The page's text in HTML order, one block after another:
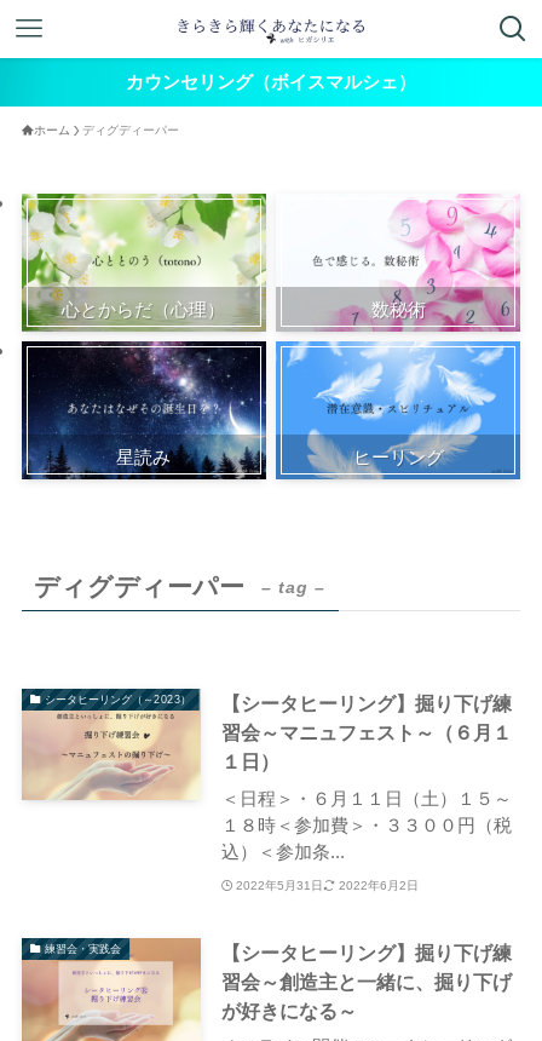
カウンセリング（ボイスマルシェ）
ホーム ディグディーパー
心とからだ（心理） 数秘術
星読み ヒーリング
ディグディーパー – tag –
シータヒーリング（～2023）
【シータヒーリング】掘り下げ練
習会～マニュフェスト～（６月１
１日）
＜日程＞・６月１１日（土）１５～
１８時＜参加費＞・３３００円（税
込）＜参加条...
2022年5月31日 2022年6月2日
練習会・実践会
【シータヒーリング】掘り下げ練
習会～創造主と一緒に、掘り下げ
が好きになる～